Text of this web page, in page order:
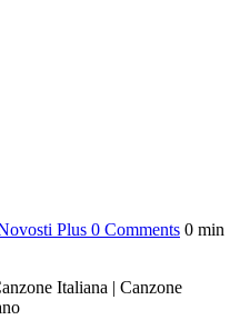
Plus 0 Comments 0 min
Italiana | Canzone